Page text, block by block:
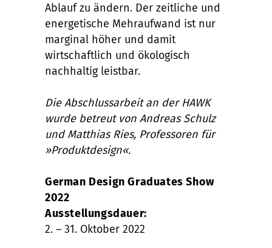
Ablauf zu ändern. Der zeitliche und
energetische Mehraufwand ist nur
marginal höher und damit
wirtschaftlich und ökologisch
nachhaltig leistbar.
Die Abschlussarbeit an der HAWK
wurde betreut von Andreas Schulz
und Matthias Ries, Professoren für
»Produktdesign«.
German Design Graduates Show
2022
Ausstellungsdauer:
2. – 31. Oktober 2022